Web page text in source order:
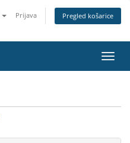
Prijava Pregled košarice